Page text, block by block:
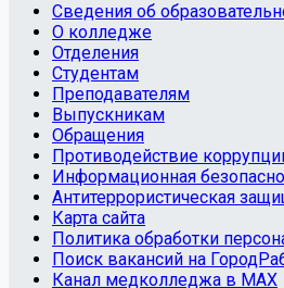
Сведения об
О колледже
Отделения
Студентам
Преподавателям
Выпускникам
Обращения
Противодействие
Информационная
Антитеррористическая
Карта сайта
Политика обработки
Поиск вакансий на
Канал медколледжа в MAX